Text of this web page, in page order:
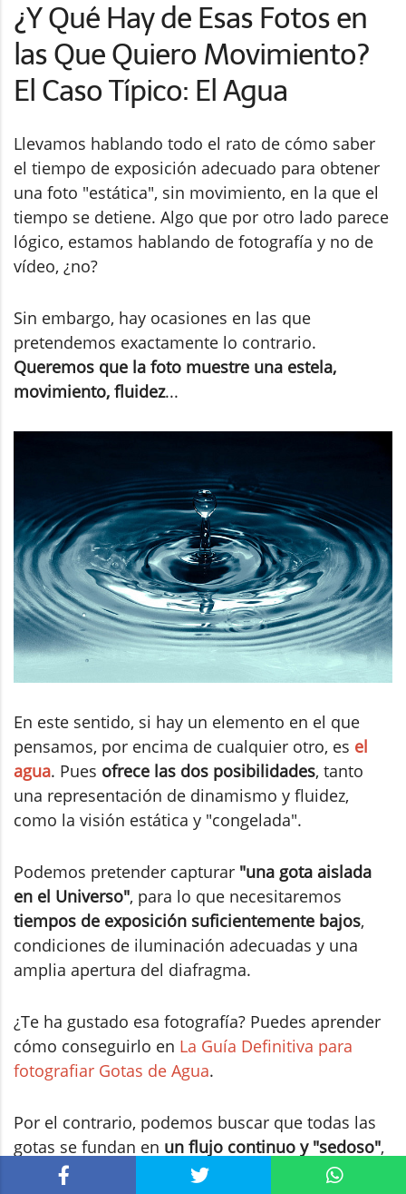
¿Y Qué Hay de Esas Fotos en
las Que Quiero Movimiento?
El Caso Típico: El Agua
Llevamos hablando todo el rato de cómo saber
el tiempo de exposición adecuado para obtener
una foto "estática", sin movimiento, en la que el
tiempo se detiene. Algo que por otro lado parece
lógico, estamos hablando de fotografía y no de
vídeo, ¿no?
Sin embargo, hay ocasiones en las que
pretendemos exactamente lo contrario.
Queremos que la foto muestre una estela,
movimiento, fluidez...
En este sentido, si hay un elemento en el que
pensamos, por encima de cualquier otro, es el
agua. Pues ofrece las dos posibilidades, tanto
una representación de dinamismo y fluidez,
como la visión estática y "congelada".
Podemos pretender capturar "una gota aislada
en el Universo", para lo que necesitaremos
tiempos de exposición suficientemente bajos,
condiciones de iluminación adecuadas y una
amplia apertura del diafragma.
¿Te ha gustado esa fotografía? Puedes aprender
cómo conseguirlo en La Guía Definitiva para
fotografiar Gotas de Agua.
Por el contrario, podemos buscar que todas las
gotas se fundan en un flujo continuo y "sedoso",
en cuyo caso deberemos emplear
tiempos de